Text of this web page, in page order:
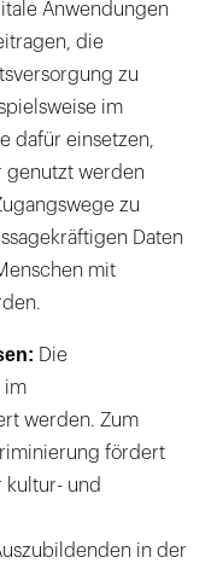
Anwendungen
die
zu
im
dafür einsetzen,
genutzt werden
zu
Daten
mit
Die
im
werden. Zum
fördert
kultur- und
in der